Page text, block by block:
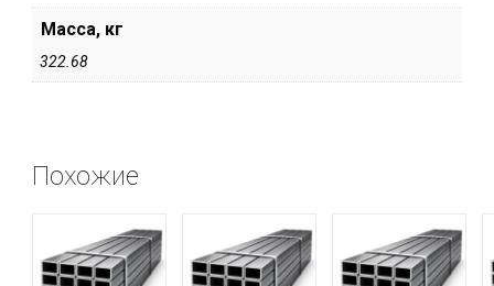
Масса, кг
322.68
Похожие